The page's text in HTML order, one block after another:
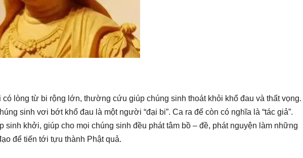
có lòng từ bi rộng lớn, thường cứu giúp chúng sinh thoát khỏi khổ đau và thất vọng.
sinh vơi bớt khổ đau là một người “đại bi”. Ca ra đế còn có nghĩa là “tác giả”.
sinh khởi, giúp cho mọi chúng sinh đều phát tâm bồ – đề, phát nguyện làm những
để tiến tới tựu thành Phật quả.